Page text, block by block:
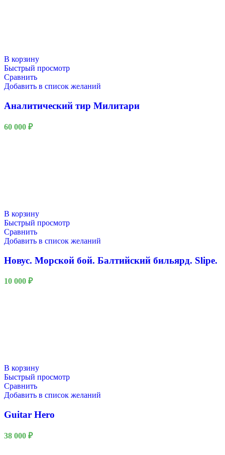
В корзину
Быстрый просмотр
Сравнить
Добавить в список желаний
Аналитический тир Милитари
60 000 ₽
В корзину
Быстрый просмотр
Сравнить
Добавить в список желаний
Новус. Морской бой. Балтийский бильярд. Slipe.
10 000 ₽
В корзину
Быстрый просмотр
Сравнить
Добавить в список желаний
Guitar Hero
38 000 ₽